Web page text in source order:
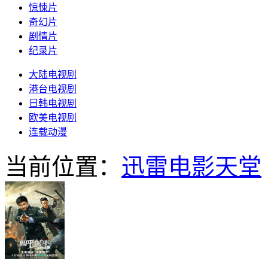
惊悚片
奇幻片
剧情片
纪录片
大陆电视剧
港台电视剧
日韩电视剧
欧美电视剧
连载动漫
当前位置： 迅雷电影天堂